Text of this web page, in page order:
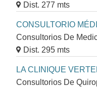
Dist. 277 mts
CONSULTORIO
Consultorios De
Dist. 295 mts
LA CLINIQUE
Consultorios De